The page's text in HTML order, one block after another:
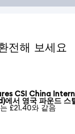
해 보세요
CSI China
에서 영국 파운드 스
£21.40와 같음